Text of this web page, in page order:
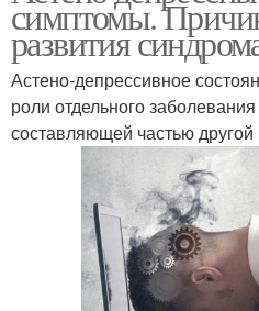
симптомы.
развития
Астено-депрессивное
роли отдельного
составляющей частью другой